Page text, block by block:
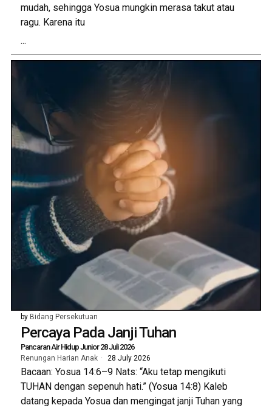
mudah, sehingga Yosua mungkin merasa takut atau
ragu. Karena itu
...
by Bidang Persekutuan
Percaya Pada Janji Tuhan
Pancaran Air Hidup Junior 28 Juli 2026
Renungan Harian Anak 28 July 2026
Bacaan: Yosua 14:6–9 Nats: “Aku tetap mengikuti
TUHAN dengan sepenuh hati.” (Yosua 14:8) Kaleb
datang kepada Yosua dan mengingat janji Tuhan yang